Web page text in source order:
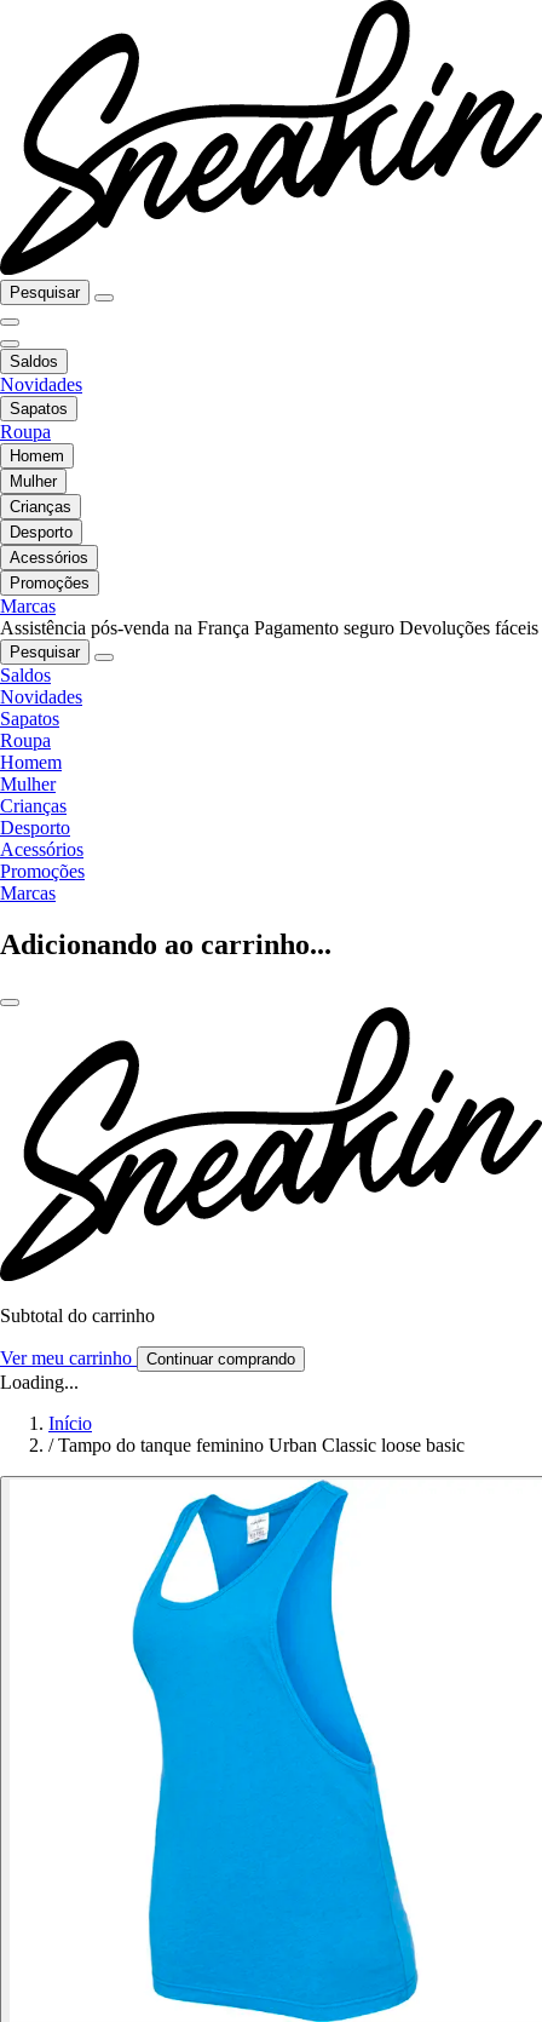
Pesquisar
Saldos
Novidades
Sapatos
Roupa
Homem
Mulher
Crianças
Desporto
Acessórios
Promoções
Marcas
Assistência pós-venda na França Pagamento seguro Devoluções fáceis
Pesquisar
Saldos
Novidades
Sapatos
Roupa
Homem
Mulher
Crianças
Desporto
Acessórios
Promoções
Marcas
Adicionando ao carrinho...
Subtotal do carrinho
Ver meu carrinho Continuar comprando
Loading...
Início
/ Tampo do tanque feminino Urban Classic loose basic